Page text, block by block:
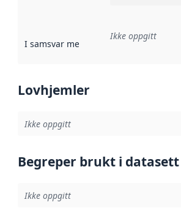
I samsvar med Referanse til en
Ikke oppgitt
Lovhjemler
Ikke oppgitt
Begreper brukt i datasett
Ikke oppgitt